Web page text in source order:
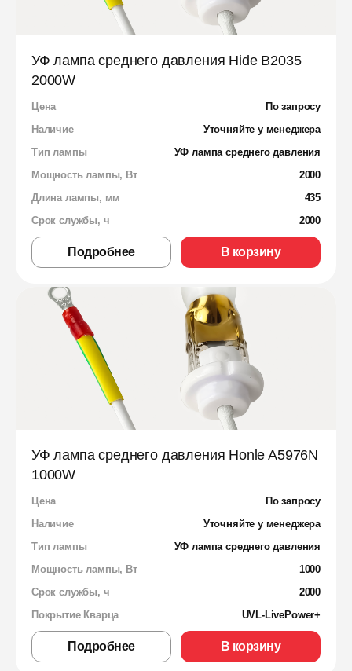
УФ лампа среднего давления Hide B2035
2000W
Цена
По запросу
Наличие
Уточняйте у менеджера
Тип лампы
УФ лампа среднего давления
Мощность лампы, Вт
2000
Длина лампы, мм
435
Срок службы, ч
2000
Подробнее В корзину
УФ лампа среднего давления Honle A5976N
1000W
Цена
По запросу
Наличие
Уточняйте у менеджера
Тип лампы
УФ лампа среднего давления
Мощность лампы, Вт
1000
Срок службы, ч
2000
Покрытие Кварца
UVL-LivePower+
Подробнее В корзину